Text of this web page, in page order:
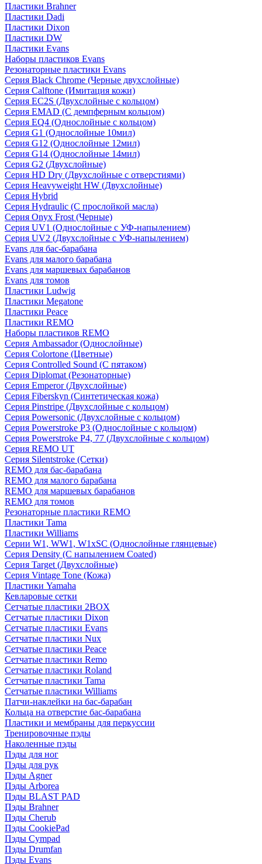
Пластики Brahner
Пластики Dadi
Пластики Dixon
Пластики DW
Пластики Evans
Наборы пластиков Evans
Резонаторные пластики Evans
Серия Black Chrome (Черные двухслойные)
Серия Calftone (Имитация кожи)
Серия EC2S (Двухслойные с кольцом)
Серия EMAD (С демпферным кольцом)
Серия EQ4 (Однослойные с кольцом)
Серия G1 (Однослойные 10мил)
Серия G12 (Однослойные 12мил)
Серия G14 (Однослойные 14мил)
Серия G2 (Двухслойные)
Серия HD Dry (Двухслойные с отверстиями)
Серия Heavyweight HW (Двухслойные)
Серия Hybrid
Серия Hydraulic (С прослойкой масла)
Серия Onyx Frost (Черные)
Серия UV1 (Однослойные с УФ-напылением)
Серия UV2 (Двухслойные с УФ-напылением)
Evans для бас-барабана
Evans для малого барабана
Evans для маршевых барабанов
Evans для томов
Пластики Ludwig
Пластики Megatone
Пластики Peace
Пластики REMO
Наборы пластиков REMO
Серия Ambassador (Однослойные)
Серия Colortone (Цветные)
Серия Controlled Sound (С пятаком)
Серия Diplomat (Резонаторные)
Серия Emperor (Двухслойные)
Серия Fiberskyn (Синтетическая кожа)
Серия Pinstripe (Двухслойные с кольцом)
Серия Powersonic (Двухслойные с кольцом)
Серия Powerstroke P3 (Однослойные с кольцом)
Серия Powerstroke P4, 77 (Двухслойные с кольцом)
Серия REMO UT
Серия Silentstroke (Сетки)
REMO для бас-барабана
REMO для малого барабана
REMO для маршевых барабанов
REMO для томов
Резонаторные пластики REMO
Пластики Tama
Пластики Williams
Серии W1, WW1, W1xSC (Однослойные глянцевые)
Серия Density (C напылением Coated)
Серия Target (Двухслойные)
Серия Vintage Tone (Кожа)
Пластики Yamaha
Кевларовые сетки
Сетчатые пластики 2BOX
Сетчатые пластики Dixon
Сетчатые пластики Evans
Сетчатые пластики Nux
Сетчатые пластики Peace
Сетчатые пластики Remo
Сетчатые пластики Roland
Сетчатые пластики Tama
Сетчатые пластики Williams
Патчи-наклейки на бас-барабан
Кольца на отверстие бас-барабана
Пластики и мембраны для перкуссии
Тренировочные пэды
Наколенные пэды
Пэды для ног
Пэды для рук
Пэды Agner
Пэды Arborea
Пэды BLAST PAD
Пэды Brahner
Пэды Cherub
Пэды CookiePad
Пэды Cympad
Пэды Drumfan
Пэды Evans